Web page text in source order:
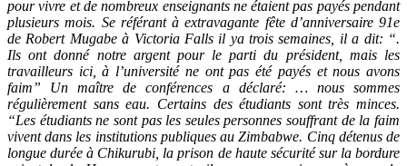
pour vivre et de nombreux enseignants ne étaient pas payés pendant
plusieurs mois. Se référant à extravagante fête d’anniversaire 91e
de Robert Mugabe à Victoria Falls il ya trois semaines, il a dit: “.
Ils ont donné notre argent pour le parti du président, mais les
travailleurs ici, à l’université ne ont pas été payés et nous avons
faim” Un maître de conférences a déclaré: … nous sommes
régulièrement sans eau. Certains des étudiants sont très minces.
“Les étudiants ne sont pas les seules personnes souffrant de la faim
vivent dans les institutions publiques au Zimbabwe. Cinq détenus de
longue durée à Chikurubi, la prison de haute sécurité sur la bordure